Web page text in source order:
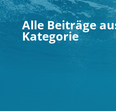
Alle Beiträge
Kategorie